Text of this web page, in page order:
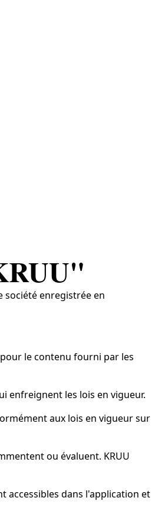
société enregistrée en
le contenu fourni par les
enfreignent les lois en vigueur.
aux lois en vigueur sur
ou évaluent. KRUU
accessibles dans l'application et